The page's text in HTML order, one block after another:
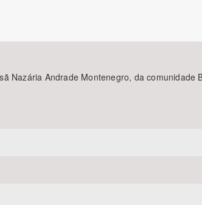
Nazária Andrade Montenegro, da comunidade